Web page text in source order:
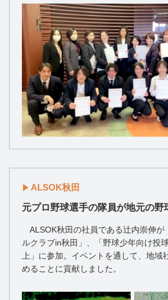
ALSOK秋田
元プロ野球選手の隊員が地元の野
ALSOK秋田の社員である辻内崇伸が
ルクラブin秋田」、「野球少年向け投
上」に参加。イベントを通して、地域
めることに貢献しました。